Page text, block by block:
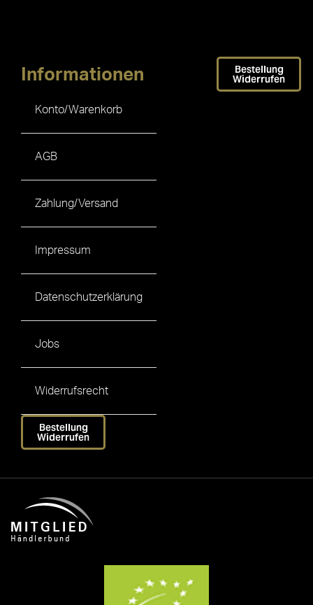
Informationen
Konto/Warenkorb
AGB
Zahlung/Versand
Impressum
Datenschutzerklärung
Jobs
Widerrufsrecht
Bestellung
Widerrufen
Bestellung
Widerrufen